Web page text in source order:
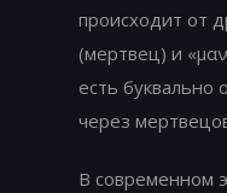
происходит от
(мертвец) и
есть буквально
через
В современном